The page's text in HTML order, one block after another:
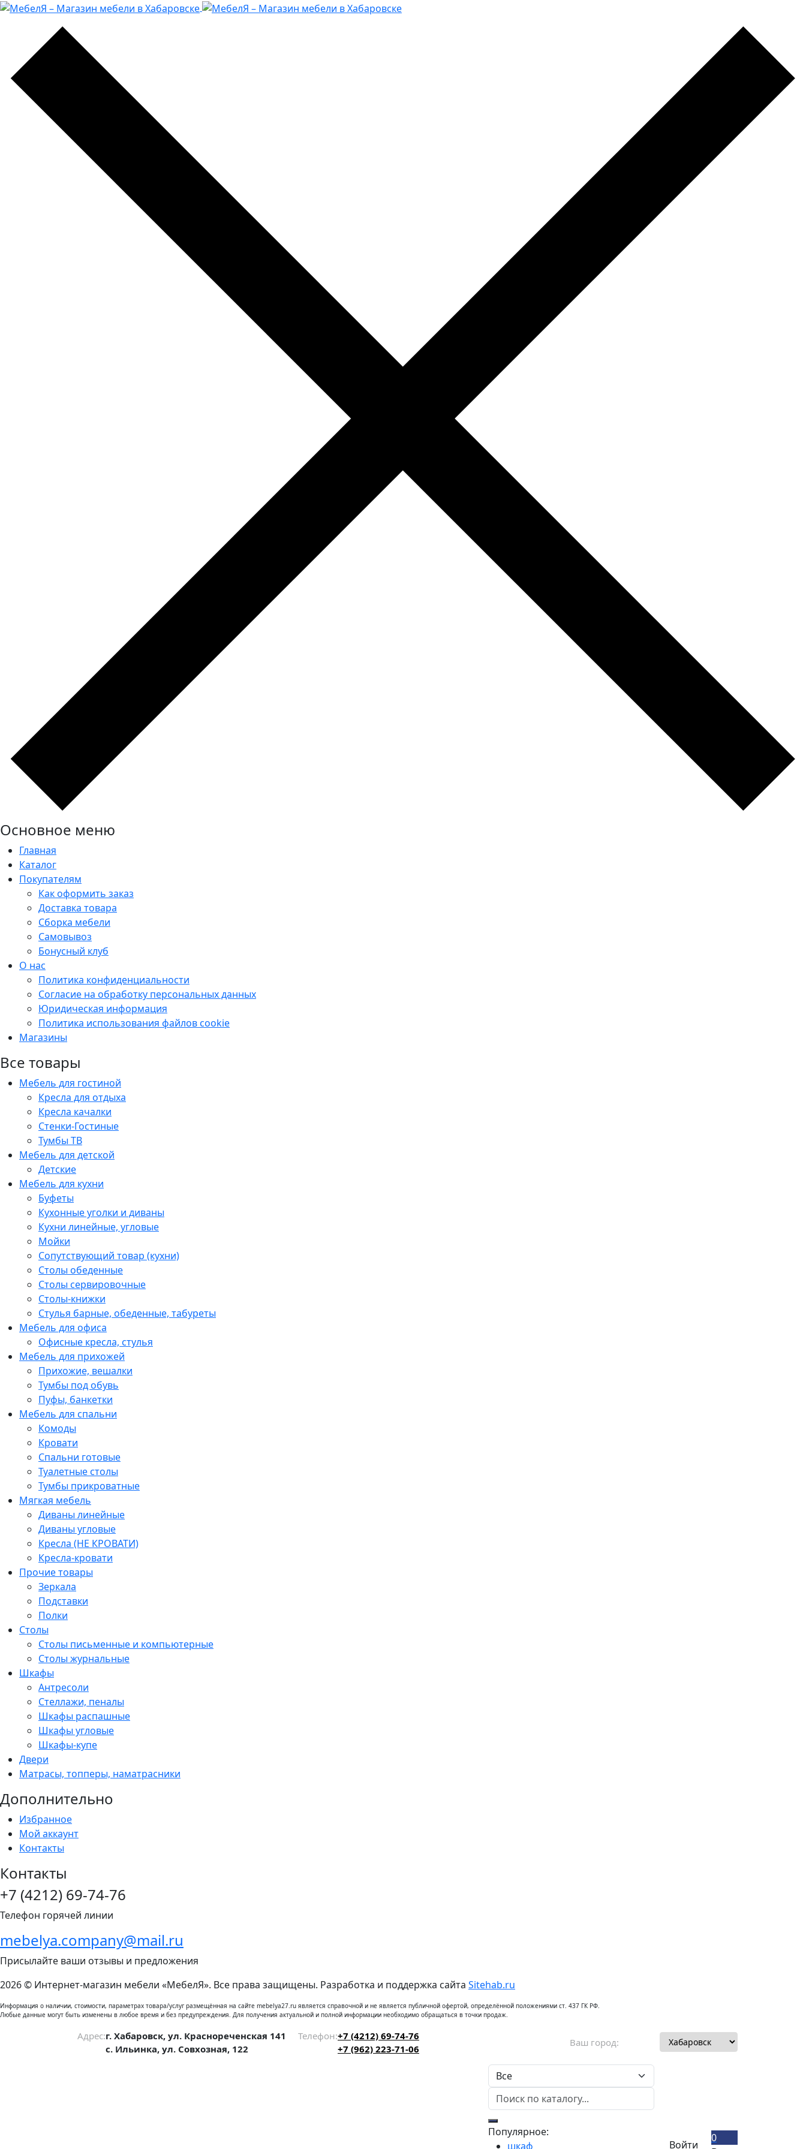
Основное меню
Главная
Каталог
Покупателям
Как оформить заказ
Доставка товара
Сборка мебели
Самовывоз
Бонусный клуб
О нас
Политика конфиденциальности
Согласие на обработку персональных данных
Юридическая информация
Политика использования файлов cookie
Магазины
Все товары
Мебель для гостиной
Кресла для отдыха
Кресла качалки
Стенки-Гостиные
Тумбы ТВ
Мебель для детской
Детские
Мебель для кухни
Буфеты
Кухонные уголки и диваны
Кухни линейные, угловые
Мойки
Сопутствующий товар (кухни)
Столы обеденные
Столы сервировочные
Столы-книжки
Стулья барные, обеденные, табуреты
Мебель для офиса
Офисные кресла, стулья
Мебель для прихожей
Прихожие, вешалки
Тумбы под обувь
Пуфы, банкетки
Мебель для спальни
Комоды
Кровати
Спальни готовые
Туалетные столы
Тумбы прикроватные
Мягкая мебель
Диваны линейные
Диваны угловые
Кресла (НЕ КРОВАТИ)
Кресла-кровати
Прочие товары
Зеркала
Подставки
Полки
Столы
Столы письменные и компьютерные
Столы журнальные
Шкафы
Антресоли
Стеллажи, пеналы
Шкафы распашные
Шкафы угловые
Шкафы-купе
Двери
Матрасы, топперы, наматрасники
Дополнительно
Избранное
Мой аккаунт
Контакты
Контакты
+7 (4212) 69-74-76
Телефон горячей линии
mebelya.company@mail.ru
Присылайте ваши отзывы и предложения
2026 © Интернет-магазин мебели «МебелЯ». Все права защищены. Разработка и поддержка сайта Sitehab.ru
Информация о наличии, стоимости, параметрах товара/услуг размещённая на сайте mebelya27.ru является справочной и не является публичной офертой, определённой положениями ст. 437 ГК РФ.
Любые данные могут быть изменены в любое время и без предупреждения. Для получения актуальной и полной информации необходимо обращаться в точки продаж.
Адрес:г. Хабаровск, ул. Краснореченская 141
с. Ильинка, ул. Совхозная, 122
Телефон:+7 (4212) 69-74-76
+7 (962) 223-71-06
Ваш город:
Популярное:
шкаф
Войти
0